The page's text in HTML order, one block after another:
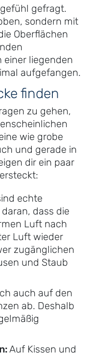
gefragt.
sondern mit
Oberflächen
liegenden
aufgefangen.
finden
zu gehen,
wie grobe
und gerade in
dir ein paar
echte
dass die
Luft nach
Luft wieder
zugänglichen
und Staub
auch auf den
ab. Deshalb
Auf Kissen und